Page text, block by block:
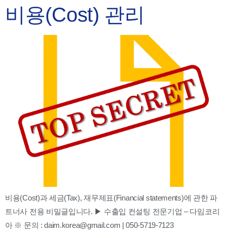
비용(Cost) 관리
비용(Cost)과 세금(Tax), 재무제표(Financial statements)에 관한 파
트너사 전용 비밀글입니다. ▶ 수출입 컨설팅 전문기업 – 다임코리
아 ※ 문의 : daim.korea@gmail.com | 050-5719-7123